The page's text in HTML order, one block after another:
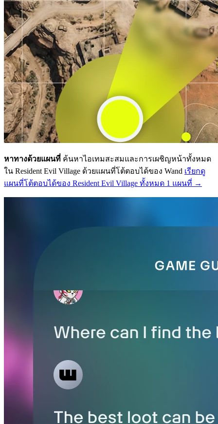
หาทางด้วยแผนที่ ค้นหาไอเทมสะสมและการเผชิญหน้าทั้งหมด
ใน Resident Evil Village ด้วยแผนที่โต้ตอบได้ของ Wand เรียกดู
แผนที่โต้ตอบได้ของ Resident Evil Village ทั้งหมด 1 แผนที่ →